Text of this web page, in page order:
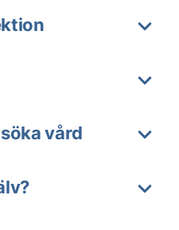
vård